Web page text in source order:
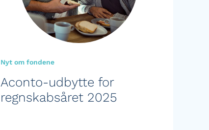
Nyt om fondene
Aconto-udbytte for
regnskabsåret 2025